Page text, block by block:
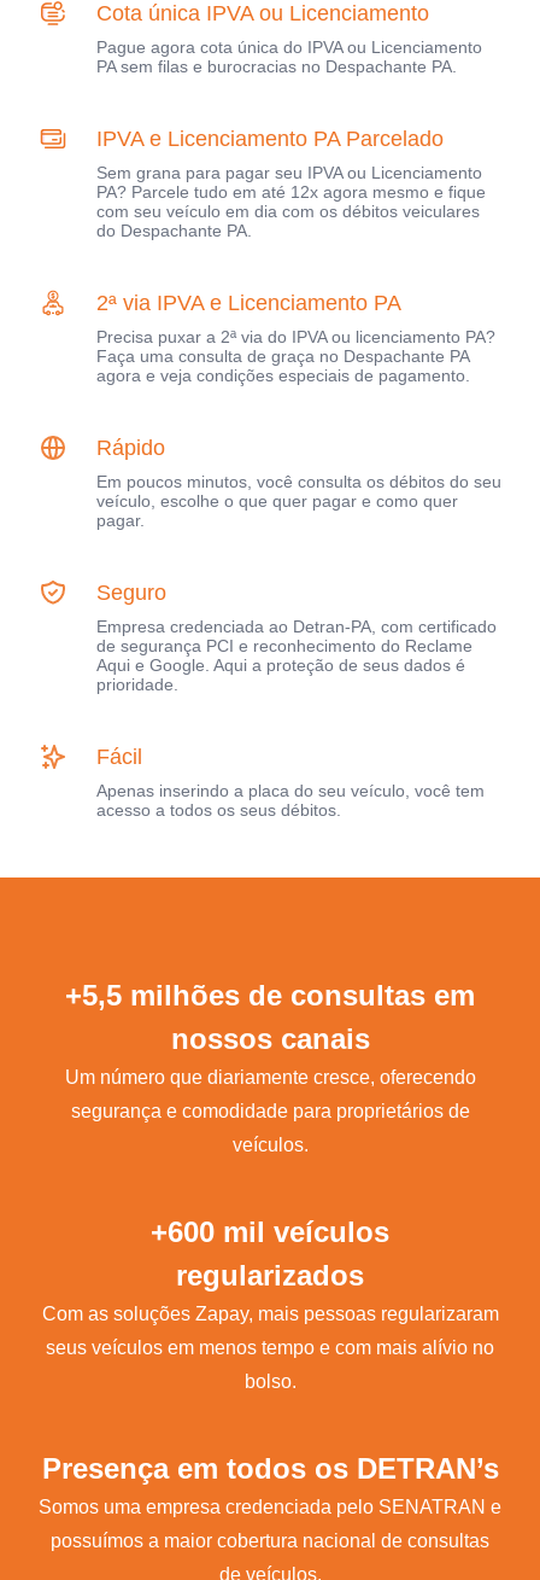
Cota única IPVA ou Licenciamento
Pague agora cota única do IPVA ou Licenciamento
PA sem filas e burocracias no Despachante PA.
IPVA e Licenciamento PA Parcelado
Sem grana para pagar seu IPVA ou Licenciamento
PA? Parcele tudo em até 12x agora mesmo e fique
com seu veículo em dia com os débitos veiculares
do Despachante PA.
2ª via IPVA e Licenciamento PA
Precisa puxar a 2ª via do IPVA ou licenciamento PA?
Faça uma consulta de graça no Despachante PA
agora e veja condições especiais de pagamento.
Rápido
Em poucos minutos, você consulta os débitos do seu
veículo, escolhe o que quer pagar e como quer
pagar.
Seguro
Empresa credenciada ao Detran-PA, com certificado
de segurança PCI e reconhecimento do Reclame
Aqui e Google. Aqui a proteção de seus dados é
prioridade.
Fácil
Apenas inserindo a placa do seu veículo, você tem
acesso a todos os seus débitos.
+5,5 milhões de consultas em
nossos canais
Um número que diariamente cresce, oferecendo
segurança e comodidade para proprietários de
veículos.
+600 mil veículos
regularizados
Com as soluções Zapay, mais pessoas regularizaram
seus veículos em menos tempo e com mais alívio no
bolso.
Presença em todos os DETRAN’s
Somos uma empresa credenciada pelo SENATRAN e
possuímos a maior cobertura nacional de consultas
de veículos.